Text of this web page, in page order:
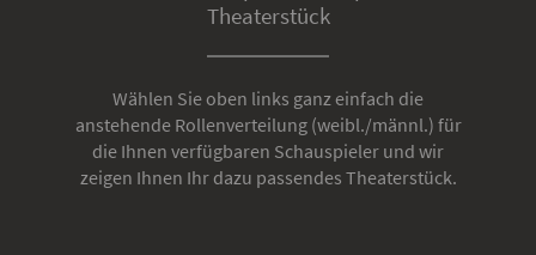
Theaterstück
Wählen Sie oben links ganz einfach die
anstehende Rollenverteilung (weibl./männl.) für
die Ihnen verfügbaren Schauspieler und wir
zeigen Ihnen Ihr dazu passendes Theaterstück.